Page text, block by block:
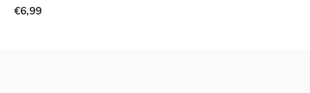
€6,99